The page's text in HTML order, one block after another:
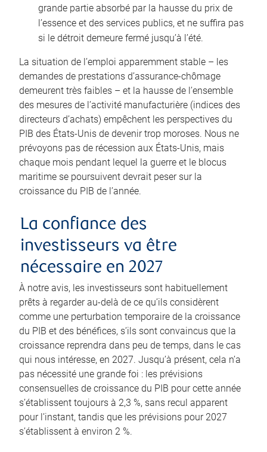
grande partie absorbé par la hausse du prix de
l’essence et des services publics, et ne suffira pas
si le détroit demeure fermé jusqu’à l’été.
La situation de l’emploi apparemment stable – les
demandes de prestations d’assurance-chômage
demeurent très faibles – et la hausse de l’ensemble
des mesures de l’activité manufacturière (indices des
directeurs d’achats) empêchent les perspectives du
PIB des États-Unis de devenir trop moroses. Nous ne
prévoyons pas de récession aux États-Unis, mais
chaque mois pendant lequel la guerre et le blocus
maritime se poursuivent devrait peser sur la
croissance du PIB de l’année.
La confiance des
investisseurs va être
nécessaire en 2027
À notre avis, les investisseurs sont habituellement
prêts à regarder au-delà de ce qu’ils considèrent
comme une perturbation temporaire de la croissance
du PIB et des bénéfices, s’ils sont convaincus que la
croissance reprendra dans peu de temps, dans le cas
qui nous intéresse, en 2027. Jusqu’à présent, cela n’a
pas nécessité une grande foi : les prévisions
consensuelles de croissance du PIB pour cette année
s’établissent toujours à 2,3 %, sans recul apparent
pour l’instant, tandis que les prévisions pour 2027
s’établissent à environ 2 %.